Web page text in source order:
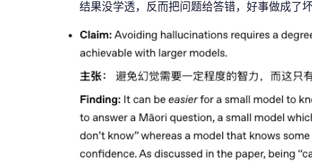
结果没学透，反而把问题给答错，好事做成了